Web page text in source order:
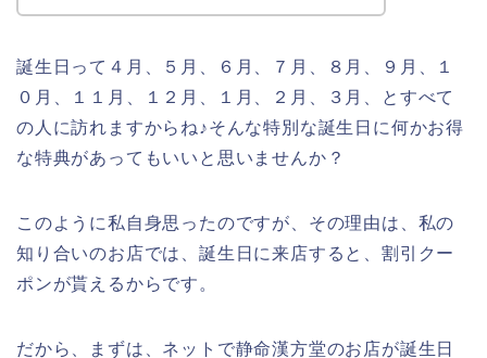
誕生日って４月、５月、６月、７月、８月、９月、１
０月、１１月、１２月、１月、２月、３月、とすべて
の人に訪れますからね♪そんな特別な誕生日に何かお得
な特典があってもいいと思いませんか？
このように私自身思ったのですが、その理由は、私の
知り合いのお店では、誕生日に来店すると、割引クー
ポンが貰えるからです。
だから、まずは、ネットで静命漢方堂のお店が誕生日